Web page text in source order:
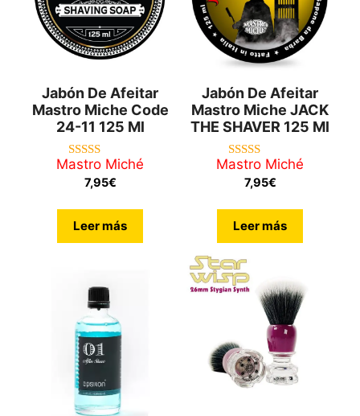
Jabón De Afeitar
Mastro Miche Code
24-11 125 Ml
4.80
de 5
Mastro Miché
7,95€
Leer más
Jabón De Afeitar
Mastro Miche JACK
THE SHAVER 125 Ml
5.00
de 5
Mastro Miché
7,95€
Leer más